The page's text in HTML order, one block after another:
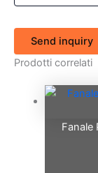
Send inquiry
Prodotti correlati
Fanale